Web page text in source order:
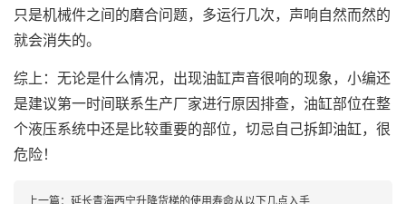
只是机械件之间的磨合问题，多运行几次，声响自然而然的
就会消失的。
综上：无论是什么情况，出现油缸声音很响的现象，小编还
是建议第一时间联系生产厂家进行原因排查，油缸部位在整
个液压系统中还是比较重要的部位，切忌自己拆卸油缸，很
危险！
上一篇： 延长青海西宁升降货梯的使用寿命从以下几点入手